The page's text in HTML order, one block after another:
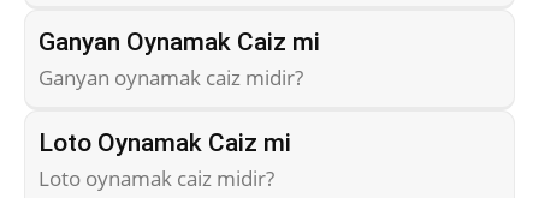
Ganyan Oynamak Caiz mi
Ganyan oynamak caiz midir?
Loto Oynamak Caiz mi
Loto oynamak caiz midir?